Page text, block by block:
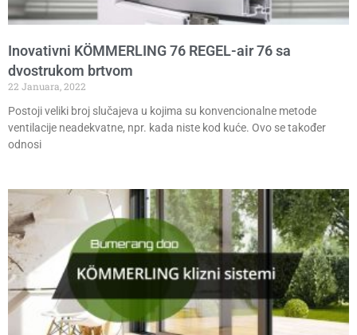
Inovativni KÖMMERLING 76 REGEL-air 76 sa
dvostrukom brtvom
22 Januara, 2022
Postoji veliki broj slučajeva u kojima su konvencionalne metode
ventilacije neadekvatne, npr. kada niste kod kuće. Ovo se također
odnosi